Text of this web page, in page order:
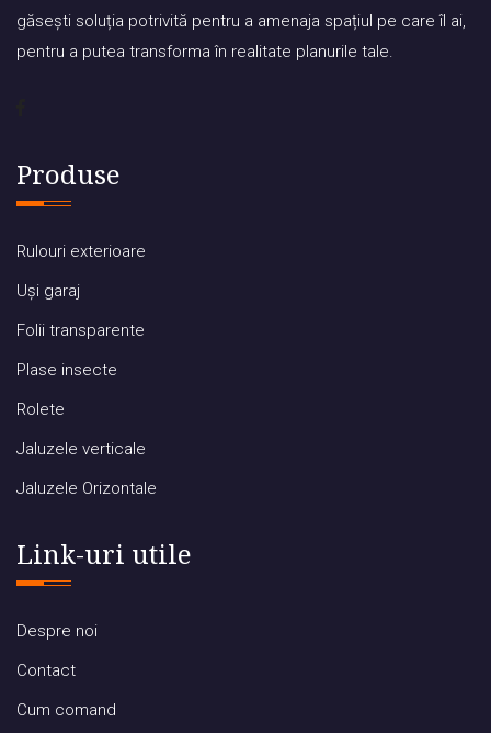
găsești soluția potrivită pentru a amenaja spațiul pe care îl ai,
pentru a putea transforma în realitate planurile tale.
Produse
Rulouri exterioare
Uși garaj
Folii transparente
Plase insecte
Rolete
Jaluzele verticale
Jaluzele Orizontale
Link-uri utile
Despre noi
Contact
Cum comand